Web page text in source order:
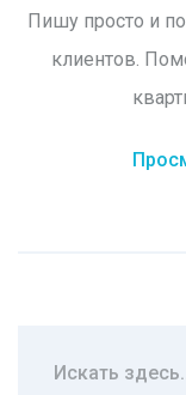
Пишу просто и
клиентов.